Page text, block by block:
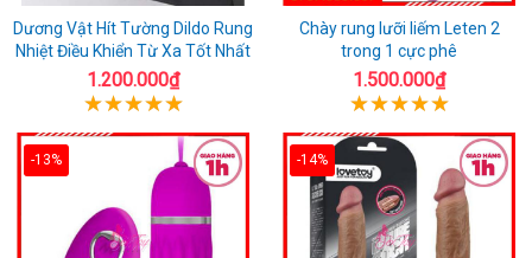
Dương Vật Hít Tường Dildo Rung
Nhiệt Điều Khiển Từ Xa Tốt Nhất
1.200.000₫
Chày rung lưỡi liếm Leten 2
trong 1 cực phê
1.500.000₫
-13% -14%